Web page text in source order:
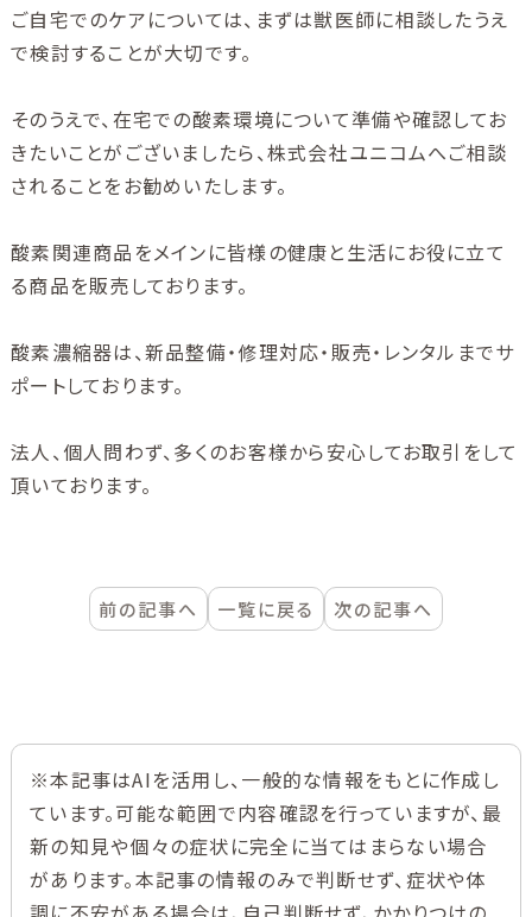
ご自宅でのケアについては、まずは獣医師に相談したうえ
で検討することが大切です。
そのうえで、在宅での酸素環境について準備や確認してお
きたいことがございましたら、株式会社ユニコムへご相談
されることをお勧めいたします。
酸素関連商品をメインに皆様の健康と生活にお役に立て
る商品を販売しております。
酸素濃縮器は、新品整備・修理対応・販売・レンタルまでサ
ポートしております。
法人、個人問わず、多くのお客様から安心してお取引をして
頂いております。
前の記事へ 一覧に戻る 次の記事へ
※本記事はAIを活用し、一般的な情報をもとに作成し
ています。可能な範囲で内容確認を行っていますが、最
新の知見や個々の症状に完全に当てはまらない場合
があります。本記事の情報のみで判断せず、症状や体